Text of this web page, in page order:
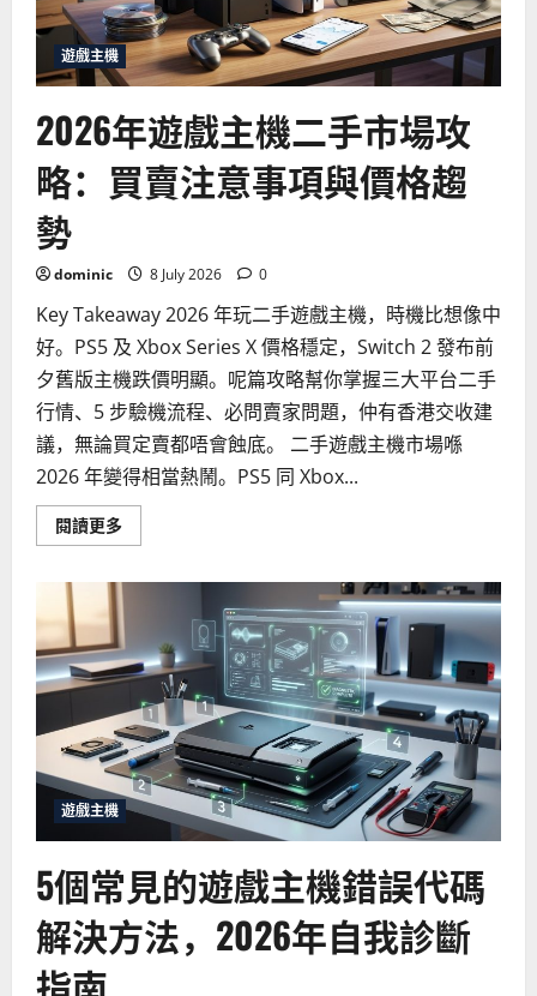
與
發
售
日
期
面
預
測
遊戲主機
2026年遊戲主機二手市場攻
略：買賣注意事項與價格趨
勢
dominic 8 July 2026 0
Key Takeaway 2026 年玩二手遊戲主機，時機比想像中
好。PS5 及 Xbox Series X 價格穩定，Switch 2 發布前
夕舊版主機跌價明顯。呢篇攻略幫你掌握三大平台二手
行情、5 步驗機流程、必問賣家問題，仲有香港交收建
議，無論買定賣都唔會蝕底。 二手遊戲主機市場喺
2026 年變得相當熱鬧。PS5 同 Xbox...
閱讀更多Read
more
年
遊
戲
主
機
二
市
場
攻
略：
買
賣
注
意
事
與
價
格
趨
勢
遊戲主機
5個常見的遊戲主機錯誤代碼
解決方法，2026年自我診斷
指南